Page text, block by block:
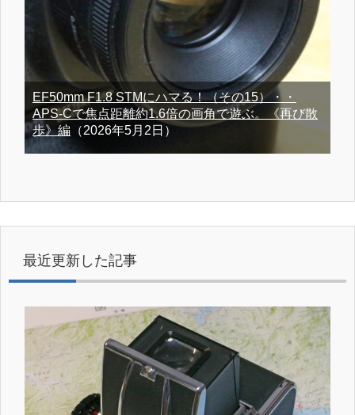
EF50mm F1.8 STMにハマる！（その15）・・
APS-Cで焦点距離約1.6倍の画角で遊ぶ。《再び散
歩》編 （2026年5月2日）
最近更新した記事